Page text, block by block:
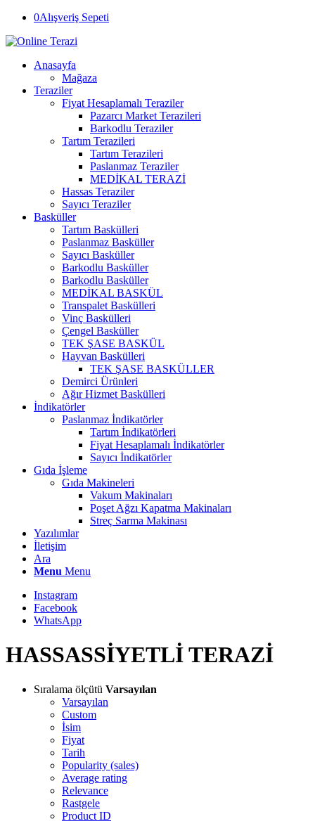
0Alışveriş Sepeti
Anasayfa
Mağaza
Teraziler
Fiyat Hesaplamalı Teraziler
Pazarcı Market Terazileri
Barkodlu Teraziler
Tartım Terazileri
Tartım Terazileri
Paslanmaz Teraziler
MEDİKAL TERAZİ
Hassas Teraziler
Sayıcı Teraziler
Basküller
Tartım Baskülleri
Paslanmaz Basküller
Sayıcı Basküller
Barkodlu Basküller
Barkodlu Basküller
MEDİKAL BASKÜL
Transpalet Baskülleri
Vinç Baskülleri
Çengel Basküller
TEK ŞASE BASKÜL
Hayvan Baskülleri
TEK ŞASE BASKÜLLER
Demirci Ürünleri
Ağır Hizmet Baskülleri
İndikatörler
Paslanmaz İndikatörler
Tartım İndikatörleri
Fiyat Hesaplamalı İndikatörler
Sayıcı İndikatörler
Gıda İşleme
Gıda Makineleri
Vakum Makinaları
Poşet Ağzı Kapatma Makinaları
Streç Sarma Makinası
Yazılımlar
İletişim
Ara
Menu Menu
Instagram
Facebook
WhatsApp
HASSASSİYETLİ TERAZİ
Sıralama ölçütü Varsayılan
Varsayılan
Custom
İsim
Fiyat
Tarih
Popularity (sales)
Average rating
Relevance
Rastgele
Product ID